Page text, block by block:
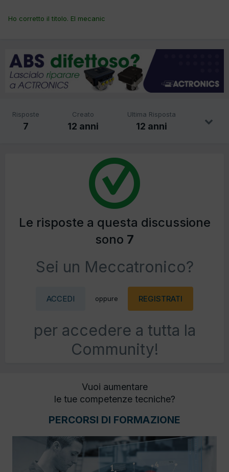
Ho corretto il titolo. El mecanic
Risposte
7
Creato
12 anni
Ultima Risposta
12 anni
Le risposte a questa discussione
sono 7
Sei un Meccatronico?
ACCEDI oppure REGISTRATI
per accedere a tutta la
Community!
Vuoi aumentare
le tue competenze tecniche?
PERCORSI DI FORMAZIONE